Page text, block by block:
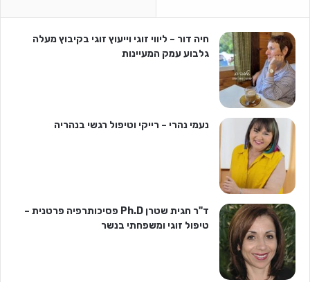
חיה דור – ליווי זוגי וייעוץ זוגי בקיבוץ מעלה
גלבוע עמק המעיינות
נעמי נהרי – רייקי וטיפול רגשי בנהריה
ד"ר חגית שטרן Ph.D פסיכותרפיה פרטנית –
טיפול זוגי ומשפחתי בנשר